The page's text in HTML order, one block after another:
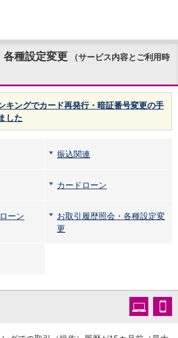
各種設定変更
（サービス内容とご利用時
キングでカード再発行・暗証番号変更の手
した
振込関連
カードローン
ーン
お取引履歴照会・各種設定変
更